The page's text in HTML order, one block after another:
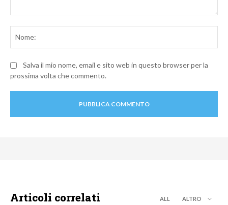
Salva il mio nome, email e sito web in questo browser per la
prossima volta che commento.
Articoli correlati ALL ALTRO